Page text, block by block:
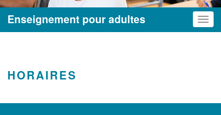
Enseignement pour adultes
HORAIRES